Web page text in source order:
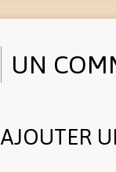
UN
AJOUTER